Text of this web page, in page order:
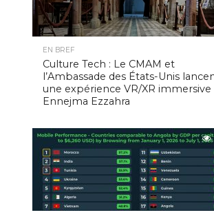
EN BREF
Culture Tech : Le CMAM et
l’Ambassade des États-Unis
une expérience VR/XR immersive
Ennejma Ezzahra